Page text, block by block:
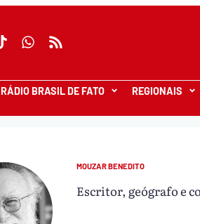
RÁDIO BRASIL DE FATO REGIONAIS
MOUZAR BENEDITO
Escritor, geógrafo e